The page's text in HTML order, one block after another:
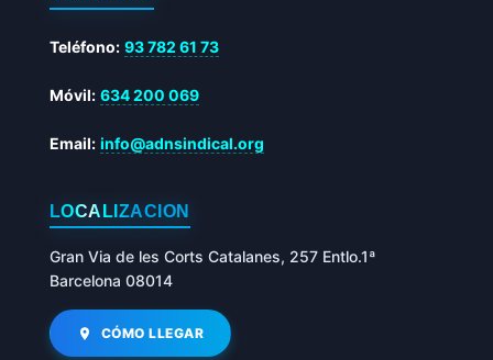
Teléfono: 93 782 61 73
Móvil: 634 200 069
Email: info@adnsindical.org
LOCALIZACIÓN
Gran Via de les Corts Catalanes, 257 Entlo.1ª
Barcelona 08014
CÓMO LLEGAR